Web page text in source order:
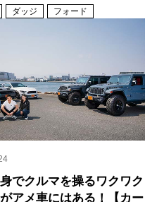
ダッジ フォード
でクルマを操るワクワク
アメ車にはある！【カー